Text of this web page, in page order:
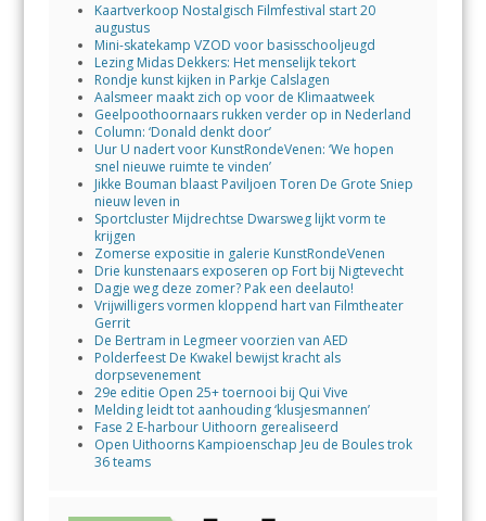
Kaartverkoop Nostalgisch Filmfestival start 20
augustus
Mini-skatekamp VZOD voor basisschooljeugd
Lezing Midas Dekkers: Het menselijk tekort
Rondje kunst kijken in Parkje Calslagen
Aalsmeer maakt zich op voor de Klimaatweek
Geelpoothoornaars rukken verder op in Nederland
Column: ‘Donald denkt door’
Uur U nadert voor KunstRondeVenen: ‘We hopen
snel nieuwe ruimte te vinden’
Jikke Bouman blaast Paviljoen Toren De Grote Sniep
nieuw leven in
Sportcluster Mijdrechtse Dwarsweg lijkt vorm te
krijgen
Zomerse expositie in galerie KunstRondeVenen
Drie kunstenaars exposeren op Fort bij Nigtevecht
Dagje weg deze zomer? Pak een deelauto!
Vrijwilligers vormen kloppend hart van Filmtheater
Gerrit
De Bertram in Legmeer voorzien van AED
Polderfeest De Kwakel bewijst kracht als
dorpsevenement
29e editie Open 25+ toernooi bij Qui Vive
Melding leidt tot aanhouding ‘klusjesmannen’
Fase 2 E-harbour Uithoorn gerealiseerd
Open Uithoorns Kampioenschap Jeu de Boules trok
36 teams